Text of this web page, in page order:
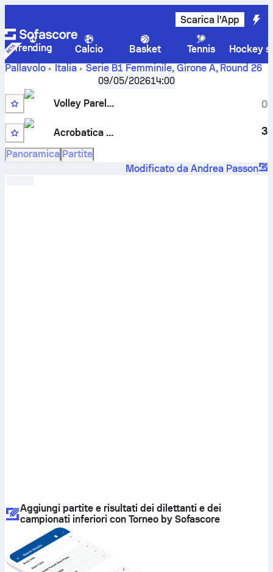
Scarica l'App
Trending Calcio Basket Tennis
Hockey
Pallavolo
Italia Serie B1 Femminile, Girone A, Round 26
Volley Parella Torino vs Acrobatica Alessandria risultato,
classifica, statistiche, testa a testa e pronostici
09/05/202614:00
Volley Parella Torino
Acrobatica Alessandria
0
3
Panoramica Partite
Modificato da Andrea Passon
Aggiungi partite e risultati dei dilettanti e dei
campionati inferiori con Torneo by Sofascore